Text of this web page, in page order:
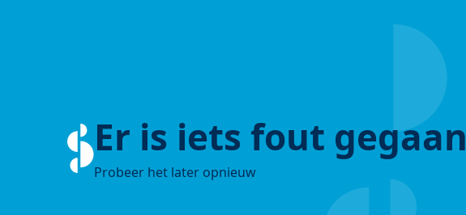
Er is iets fout gegaan
Probeer het later opnieuw